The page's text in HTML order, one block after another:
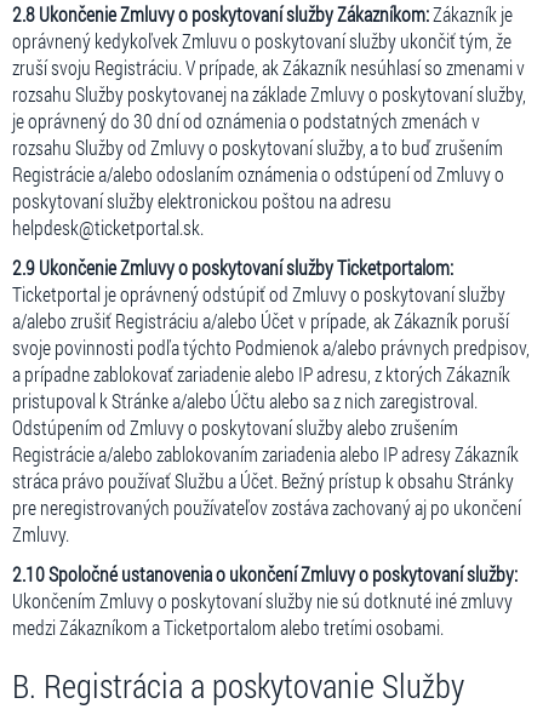
2.8 Ukončenie Zmluvy o poskytovaní služby Zákazníkom:Zákazník je
oprávnený kedykoľvek Zmluvu o poskytovaní služby ukončiť tým, že
zruší svoju Registráciu. V prípade, ak Zákazník nesúhlasí so zmenami v
rozsahu Služby poskytovanej na základe Zmluvy o poskytovaní služby,
je oprávnený do 30 dní od oznámenia o podstatných zmenách v
rozsahu Služby od Zmluvy o poskytovaní služby, a to buď zrušením
Registrácie a/alebo odoslaním oznámenia o odstúpení od Zmluvy o
poskytovaní služby elektronickou poštou na adresu
helpdesk@ticketportal.sk.
2.9 Ukončenie Zmluvy o poskytovaní služby Ticketportalom:
Ticketportal je oprávnený odstúpiť od Zmluvy o poskytovaní služby
a/alebo zrušiť Registráciu a/alebo Účet v prípade, ak Zákazník poruší
svoje povinnosti podľa týchto Podmienok a/alebo právnych predpisov,
a prípadne zablokovať zariadenie alebo IP adresu, z ktorých Zákazník
pristupoval k Stránke a/alebo Účtu alebo sa z nich zaregistroval.
Odstúpením od Zmluvy o poskytovaní služby alebo zrušením
Registrácie a/alebo zablokovaním zariadenia alebo IP adresy Zákazník
stráca právo používať Službu a Účet. Bežný prístup k obsahu Stránky
pre neregistrovaných používateľov zostáva zachovaný aj po ukončení
Zmluvy.
2.10 Spoločné ustanovenia o ukončení Zmluvy o poskytovaní služby:
Ukončením Zmluvy o poskytovaní služby nie sú dotknuté iné zmluvy
medzi Zákazníkom a Ticketportalom alebo tretími osobami.
B. Registrácia a poskytovanie Služby